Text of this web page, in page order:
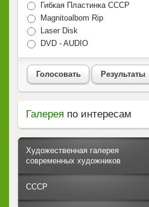
Гибкая Пластинка СССР
Magnitoalbom Rip
Laser Disk
DVD - AUDIO
Голосовать Результаты
Галерея по интересам
Художественная галерея
современных художников
СССР